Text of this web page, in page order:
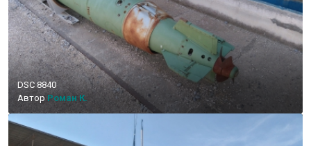
DSC 8840
Автор Роман К.